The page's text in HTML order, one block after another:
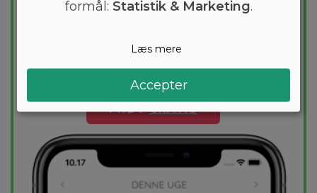
Vil du tabe et par kilo? Med Arono får du
sunde opskrifter sikrer at du hver dag
holder dig indenfor dit kaloriemål.
PRØVGRATIS
formål: Statistik & Marketing.
Læs mere
Accepter